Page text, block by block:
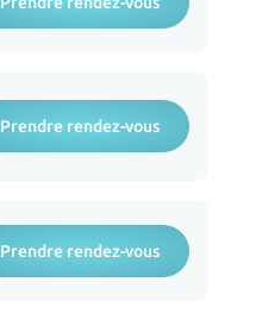
Prendre rendez-vous
Prendre rendez-vous